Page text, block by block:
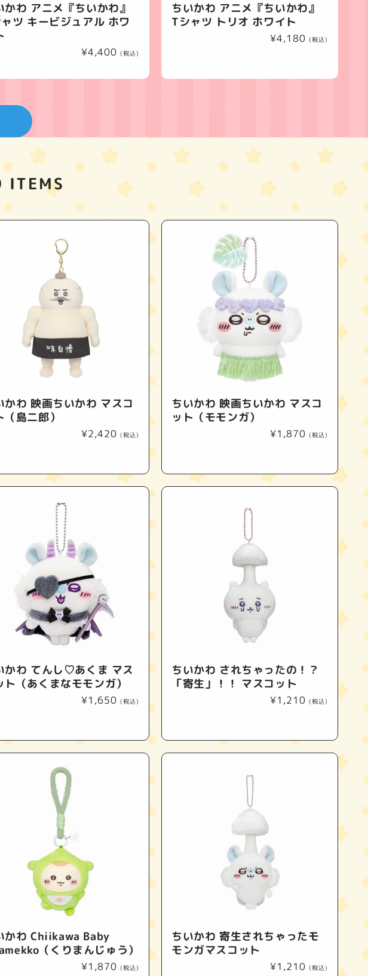
かわ アニメ『ちいかわ』
ツ キービジュアル ホワ
通
価
¥4,400 (税込)
ちいかわ アニメ『ちいかわ』
Tシャツ トリオ ホワイト
通
格
¥4,180 (税込)
ITEMS
かわ 映画ちいかわ マスコ
（島二郎）
通
格
¥2,420 (税込)
ちいかわ 映画ちいかわ マスコ
ット（モモンガ）
通
格
¥1,870 (税込)
かわ てんし♡あくま マス
ト（あくまなモモンガ）
通
格
¥1,650 (税込)
ちいかわ されちゃったの！？
「寄生」！！ マスコット
通
格
¥1,210 (税込)
かわ Chiikawa Baby
（くりまんじゅう）
通
¥1,870 (税込)
ちいかわ 寄生されちゃったモ
モンガマスコット
通
¥1,210 (税込)